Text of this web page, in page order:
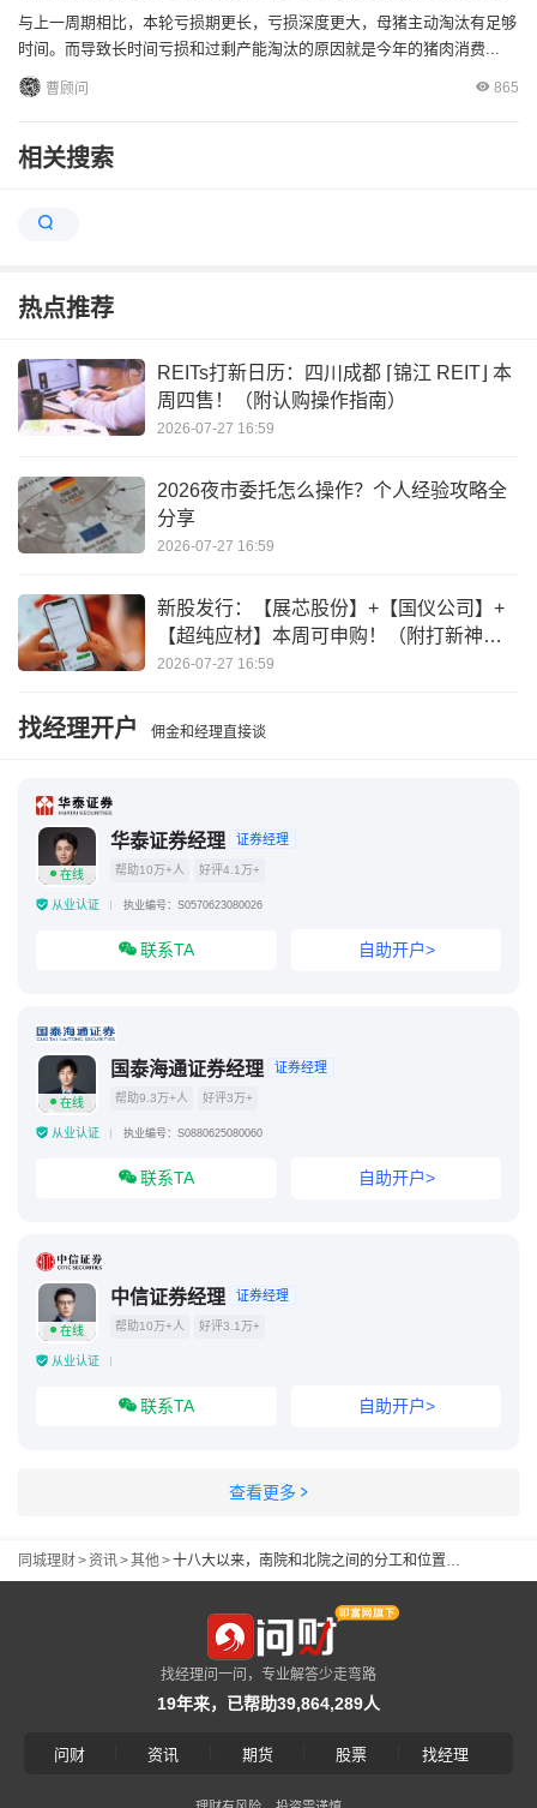
与上一周期相比，本轮亏损期更长，亏损深度更大，母猪主动淘汰有足够
时间。而导致长时间亏损和过剩产能淘汰的原因就是今年的猪肉消费...
曹顾问 865
相关搜索
热点推荐
REITs打新日历：四川成都 ⌈锦江 REIT⌋ 本
周四售！（附认购操作指南）
2026-07-27 16:59
2026夜市委托怎么操作？个人经验攻略全
分享
2026-07-27 16:59
新股发行：【展芯股份】+【国仪公司】+
【超纯应材】本周可申购！（附打新神
器）
2026-07-27 16:59
找经理开户 佣金和经理直接谈
在线
华泰证券经理 证券经理
帮助10万+人 好评4.1万+
从业认证 执业编号：S0570623080026
联系TA 自助开户>
在线
国泰海通证券经理 证券经理
帮助9.3万+人 好评3万+
从业认证 执业编号：S0880625080060
联系TA 自助开户>
在线
中信证券经理 证券经理
帮助10万+人 好评3.1万+
从业认证
联系TA 自助开户>
查看更多
同城理财>资讯>其他> 十八大以来，南院和北院之间的分工和位置日益清晰，治理体系更加扁平化
找经理问一问，专业解答少走弯路
19年来，已帮助39,864,289人
问财 资讯 期货 股票 找经理